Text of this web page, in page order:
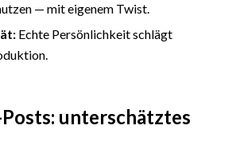
— mit eigenem Twist.
Echte Persönlichkeit schlägt
unterschätztes